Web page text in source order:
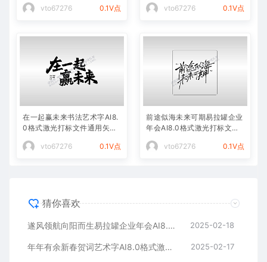
vto67276
0.1V点
vto67276
0.1V点
在一起赢未来书法艺术字AI8.
0格式激光打标文件通用矢量
vto67276
0.1V点
前途似海未来可期易拉罐企业
年会AI8.0格式激光打标文件
vto67276
0.1V点
猜你喜欢
遂风领航向阳而生易拉罐企业年会AI8.0格式激光打标文件通用矢量图 2025-02-18
年年有余新春贺词艺术字AI8.0格式激光打标文件通用矢量图 2025-02-17